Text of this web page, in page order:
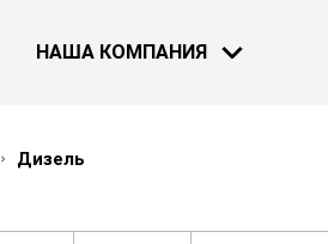
ВЕЛОСИПЕДЫ
НАША КОМПАНИЯ
НОВОСТИ
Дизель